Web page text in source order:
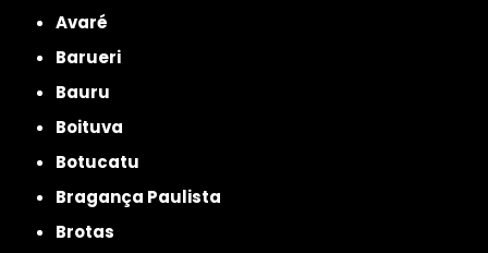
Avaré
Barueri
Bauru
Boituva
Botucatu
Bragança Paulista
Brotas